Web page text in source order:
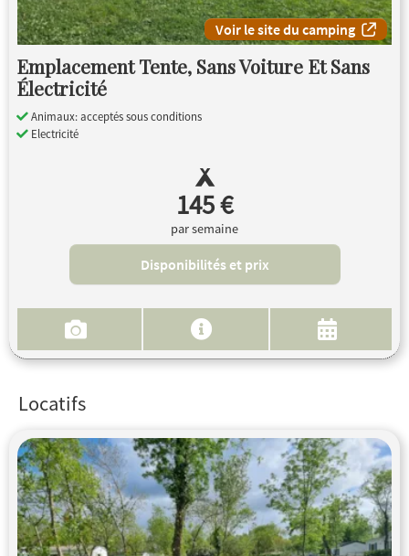
Voir le site du camping
Emplacement Tente, Sans Voiture Et Sans
Électricité
Animaux: acceptés sous conditions
Electricité
145 €
par semaine
Disponibilités et prix
Locatifs